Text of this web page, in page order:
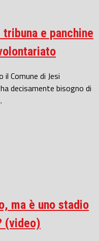
e panchine
Comune di Jesi
decisamente bisogno di
ma è uno stadio
(video)